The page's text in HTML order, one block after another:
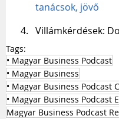
tanácsok, jövő
Villámkérdések:
Tags:
• Magyar Business Podcast
• Magyar Business
• Magyar Business Podcast
• Magyar Business Podcast
Magyar Business Podcast